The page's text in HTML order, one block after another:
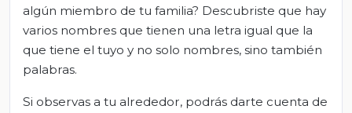
algún miembro de tu familia? Descubriste que hay
varios nombres que tienen una letra igual que la
que tiene el tuyo y no solo nombres, sino también
palabras.
Si observas a tu alrededor, podrás darte cuenta de